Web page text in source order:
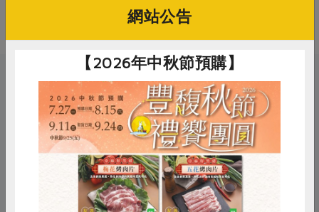
用，避免燙口。
關鍵字
# 防災食品 # 銀髮友善食品 # 立高
# 粥 # 軟質食物 # 即食料理
# 雞肉
RPET 食譜 減硝酸鹽
網站公告
【2026年中秋節預購】